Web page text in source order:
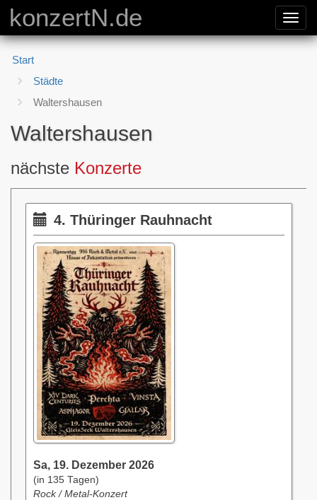
konzertN.de
Start
Städte
Waltershausen
Waltershausen
nächste Konzerte
4. Thüringer Rauhnacht
Sa, 19. Dezember 2026
(in 135 Tagen)
Rock / Metal-Konzert